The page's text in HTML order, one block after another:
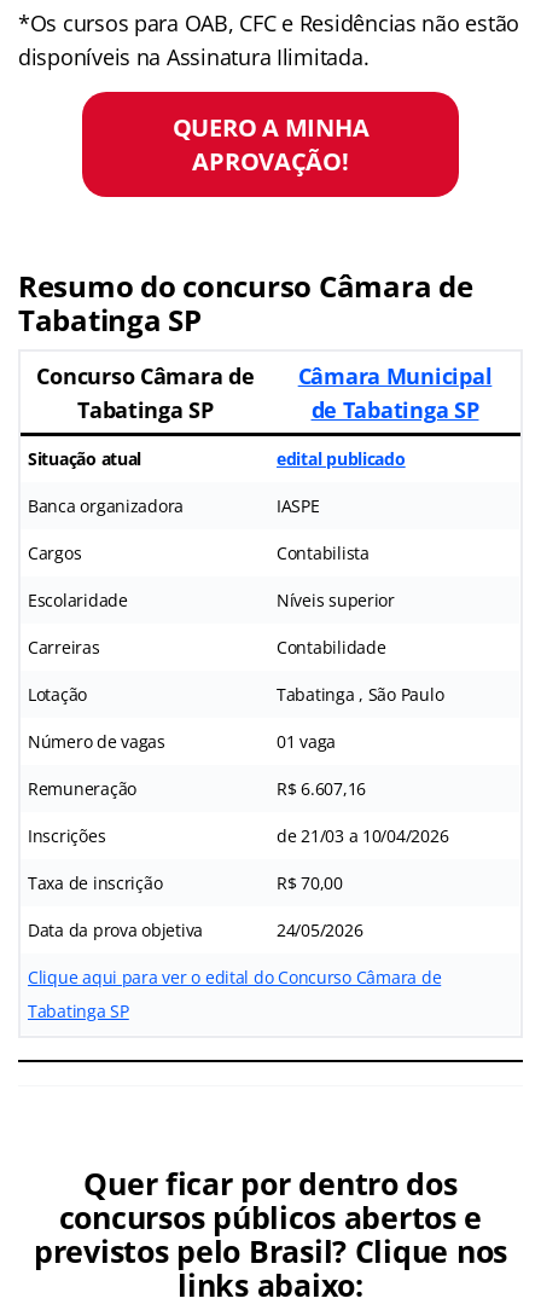
*Os cursos para OAB, CFC e Residências não estão
disponíveis na Assinatura Ilimitada.
QUERO A MINHA
APROVAÇÃO!
Resumo do concurso Câmara de
Tabatinga SP
Concurso Câmara de
Tabatinga SP
Câmara Municipal
de Tabatinga SP
Situação atual edital publicado
Banca organizadora IASPE
Cargos Contabilista
Escolaridade Níveis superior
Carreiras Contabilidade
Lotação Tabatinga , São Paulo
Número de vagas 01 vaga
Remuneração R$ 6.607,16
Inscrições de 21/03 a 10/04/2026
Taxa de inscrição R$ 70,00
Data da prova objetiva 24/05/2026
Clique aqui para ver o edital do Concurso Câmara de
Tabatinga SP
Quer ficar por dentro dos
concursos públicos abertos e
previstos pelo Brasil? Clique nos
links abaixo: